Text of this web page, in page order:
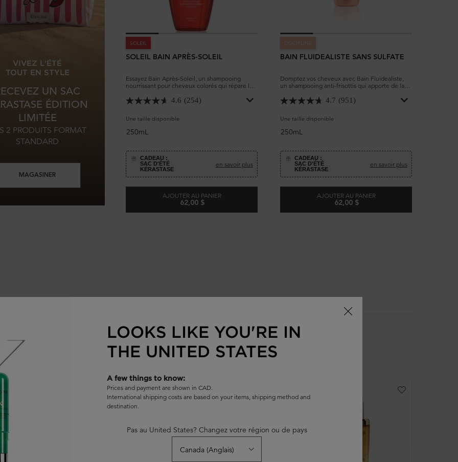
VIVEZ L'ÉTÉ
TOUT EN STYLE
UN SAC
ÉDITION
LIMITÉE
2 PRODUITS FORMAT
STANDARD
MAGASINER
SOLEIL
SOLEIL BAIN APRÈS-SOLEIL
Essayez Bain Après-Soleil, un shampooing
nourrissant pour cheveux colorés qui répare les
chlore et l’eau salée.
4.6 (254)
Une taille disponible
250mL
CADEAU :
SAC D'ÉTÉ
KÉRASTASE
en savoir plus
AJOUTER AU PANIER
62,00 $
BAIN FLUIDEALISTE SANS SULFATE
Domptez vos cheveux avec Bain Fluidealiste,
un shampooing anti-frisottis qui apporte de la
4.7 (951)
Une taille disponible
250mL
CADEAU :
SAC D'ÉTÉ
KÉRASTASE
en savoir plus
AJOUTER AU PANIER
62,00 $
SÉLECTIONNÉS POUR VOUS
MEILLEUR
VENDEUR
LOOKS LIKE YOU'RE IN
THE UNITED STATES
A few things to know:
Prices and payment are shown in CAD.
International shipping costs are based on your items, shipping method and
destination.
Pas au United States? Changez votre région ou de pays